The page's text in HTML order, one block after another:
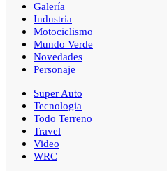
Galería
Industria
Motociclismo
Mundo Verde
Novedades
Personaje
Super Auto
Tecnologia
Todo Terreno
Travel
Video
WRC